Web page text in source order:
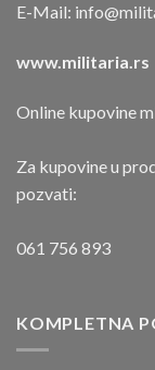
E-Mail:
www.militaria.rs
Online kupovine
Za kupovine u
pozvati:
061 756 893
KOMPLETNA